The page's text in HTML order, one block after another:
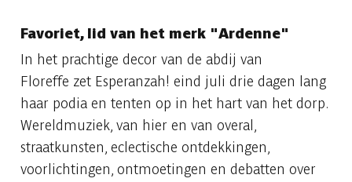
Favoriet, lid van het merk "Ardenne"
In het prachtige decor van de abdij van
Floreffe zet Esperanzah! eind juli drie dagen lang
haar podia en tenten op in het hart van het dorp.
Wereldmuziek, van hier en van overal,
straatkunsten, eclectische ontdekkingen,
voorlichtingen, ontmoetingen en debatten over